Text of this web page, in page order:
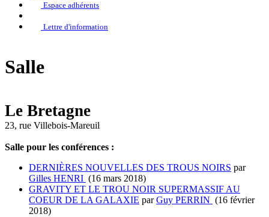
Espace adhérents
Lettre d'information
Salle
Le Bretagne
23, rue Villebois-Mareuil
Salle pour les conférences :
DERNIÈRES NOUVELLES DES TROUS NOIRS par
Gilles HENRI (16 mars 2018)
GRAVITY ET LE TROU NOIR SUPERMASSIF AU
COEUR DE LA GALAXIE parGuy PERRIN (16 février
2018)